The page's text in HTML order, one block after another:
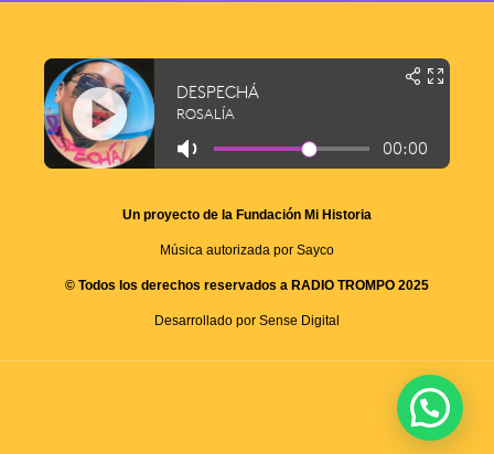
Un proyecto de la Fundación Mi Historia
Música autorizada por Sayco
© Todos los derechos reservados a RADIO TROMPO 2025
Desarrollado por Sense Digital